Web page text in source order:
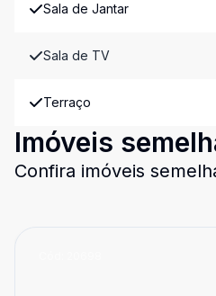
Sala de Jantar
Sala de TV
Terraço
Imóveis
Confira imóveis